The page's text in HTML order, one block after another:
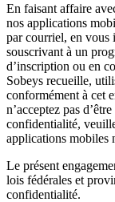
En faisant affaire
nos applications
par courriel, en vous
souscrivant à un
d’inscription ou en
Sobeys recueille,
conformément à cet
n’acceptez pas
confidentialité,
applications mobiles
Le présent
lois fédérales et
confidentialité.